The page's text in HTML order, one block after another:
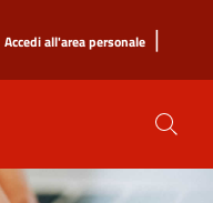
Accedi all'area personale |